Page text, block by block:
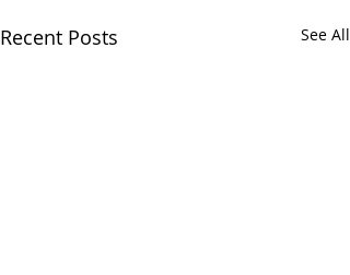
Recent Posts See All